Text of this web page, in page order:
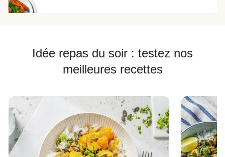
Idée repas du soir : testez nos
meilleures recettes